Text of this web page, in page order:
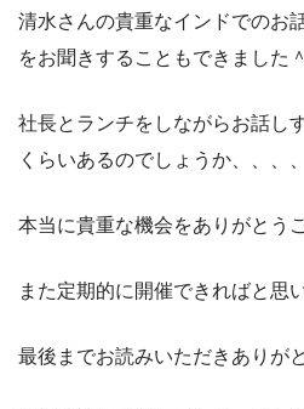
清水さんの貴重なインドでのお
をお聞きすることもできました
社長とランチをしながらお話し
くらいあるのでしょうか、、、
本当に貴重な機会をありがとう
また定期的に開催できればと思
最後までお読みいただきありが